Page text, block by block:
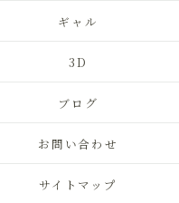
ギャル
3D
ブログ
お問い合わせ
サイトマップ